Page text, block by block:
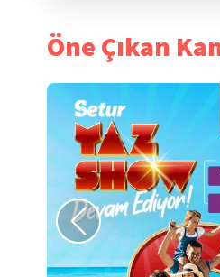
Öne Çıkan